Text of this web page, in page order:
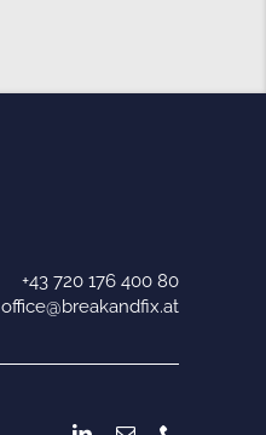
+43 720 176 400 80
office@breakandfix.at